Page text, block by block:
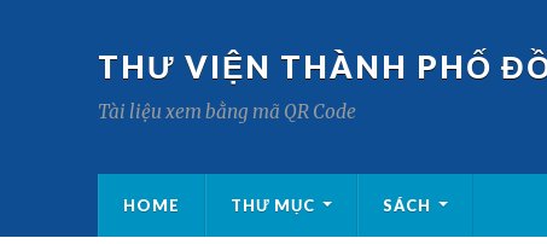
THƯ VIỆN THÀNH PHỐ
Tài liệu xem bằng mã QR Code
HOME THƯ MỤC SÁCH